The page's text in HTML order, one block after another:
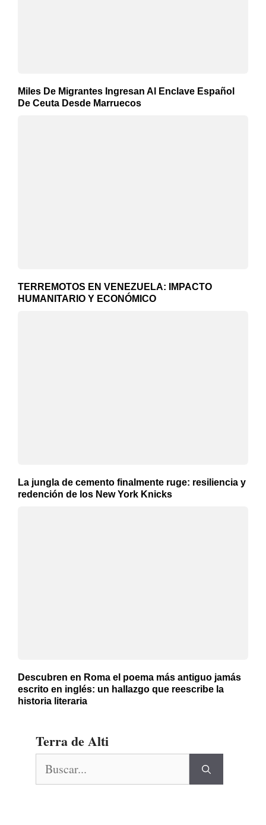
Miles De Migrantes Ingresan Al Enclave Español
De Ceuta Desde Marruecos
TERREMOTOS EN VENEZUELA: IMPACTO
HUMANITARIO Y ECONÓMICO
La jungla de cemento finalmente ruge: resiliencia y
redención de los New York Knicks
Descubren en Roma el poema más antiguo jamás
escrito en inglés: un hallazgo que reescribe la
historia literaria
Terra de Alti